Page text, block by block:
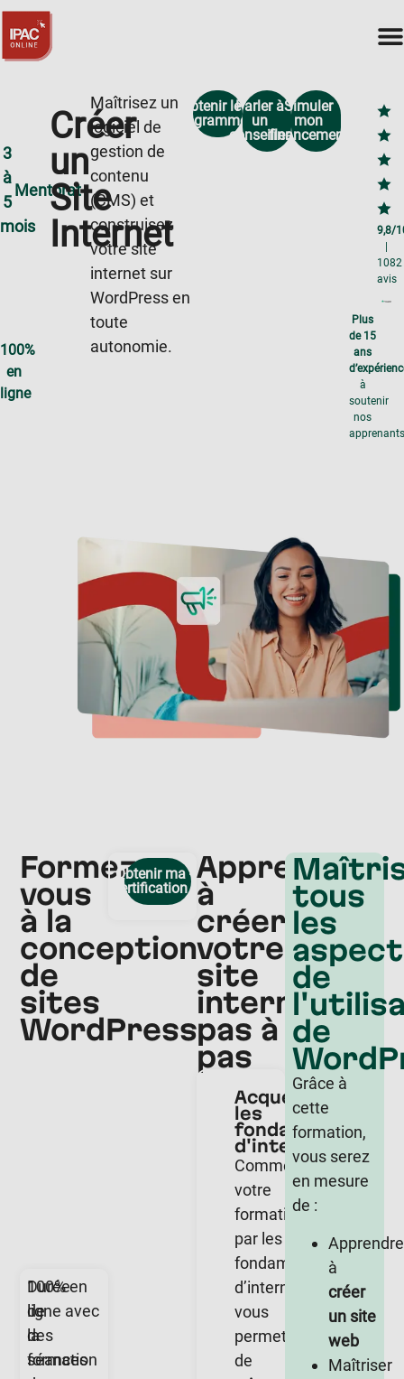
3
à
5
mois
Mentorat
100%
en
ligne
Créer
un
Site
Internet
Maîtrisez un
logiciel de
gestion de
contenu
(CMS) et
construisez
votre site
internet sur
WordPress en
toute
autonomie.
Obtenir le
programme
Parler à
un
conseiller
Simuler
mon
financement
9,8/
1082
avis
Plus
de 15
ans
à
soutenir
nos
apprenants
Formez-
vous
à la
conception
de
sites
WordPress
Durée
de
la
formation
100% en
ligne avec
des
séances
Obtenir ma
certification
Apprenez
à
créer
votre
site
internet
pas à
pas
Acquérir
les
fondamentaux
d'internet
Commencer
votre
formation
par les
fondamentaux
d’internet
vous
permettra
de
tous
les
de
de
Grâce à
cette
formation,
vous serez
en mesure
de :
Apprendre
à
créer
un site
web
Maîtriser